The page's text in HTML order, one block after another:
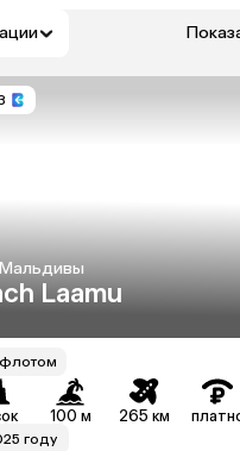
Laamu
100 м 265 км
году